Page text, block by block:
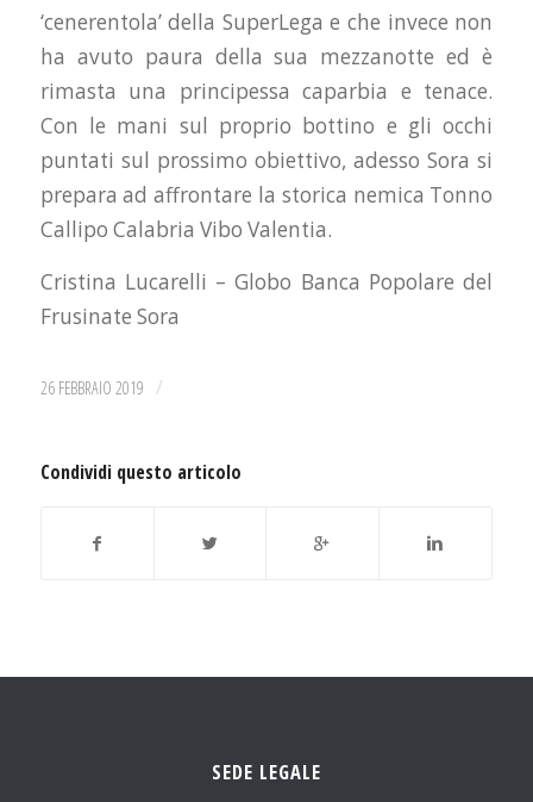
‘cenerentola’ della SuperLega e che invece non
ha avuto paura della sua mezzanotte ed è
rimasta una principessa caparbia e tenace.
Con le mani sul proprio bottino e gli occhi
puntati sul prossimo obiettivo, adesso Sora si
prepara ad affrontare la storica nemica Tonno
Callipo Calabria Vibo Valentia.
Cristina Lucarelli – Globo Banca Popolare del
Frusinate Sora
26 FEBBRAIO 2019 /
Condividi questo articolo
SEDE LEGALE